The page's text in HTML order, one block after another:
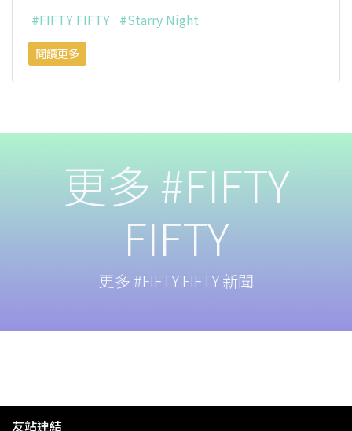
#FIFTY FIFTY #Starry Night
閱讀更多
更多 #FIFTY
FIFTY
更多 #FIFTY FIFTY 新聞
友站連結